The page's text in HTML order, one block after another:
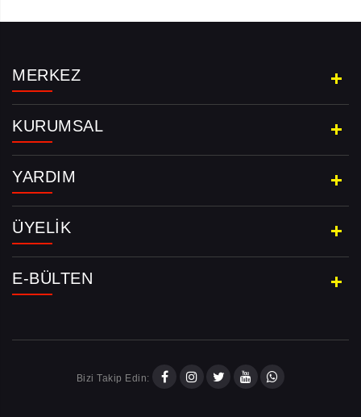
MERKEZ
KURUMSAL
YARDIM
ÜYELIK
E-BÜLTEN
Bizi Takip Edin: